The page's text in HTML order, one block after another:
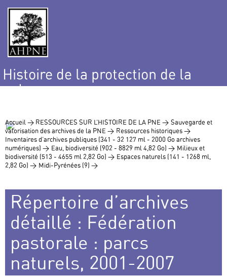
Histoire de la protection de la
nature
Accueil > RESSOURCES SUR L’HISTOIRE DE LA PNE > Sauvegarde et
valorisation des archives de la PNE > Ressources historiques >
Inventaires d’archives publiques (341 - 32 127 ml - 2000 Go archives
numériques) > Eau, biodiversité (902 - 8829 ml 4,82 Go) > Milieux et
biodiversité (513 - 4655 ml 2,82 Go) > Espaces naturels (141 - 1268 ml,
2,82 Go) > Midi-Pyrénées (9) >
Répertoire d’archives
détaillé : Fédération
pastorale : parcs
naturels, 2001-2007